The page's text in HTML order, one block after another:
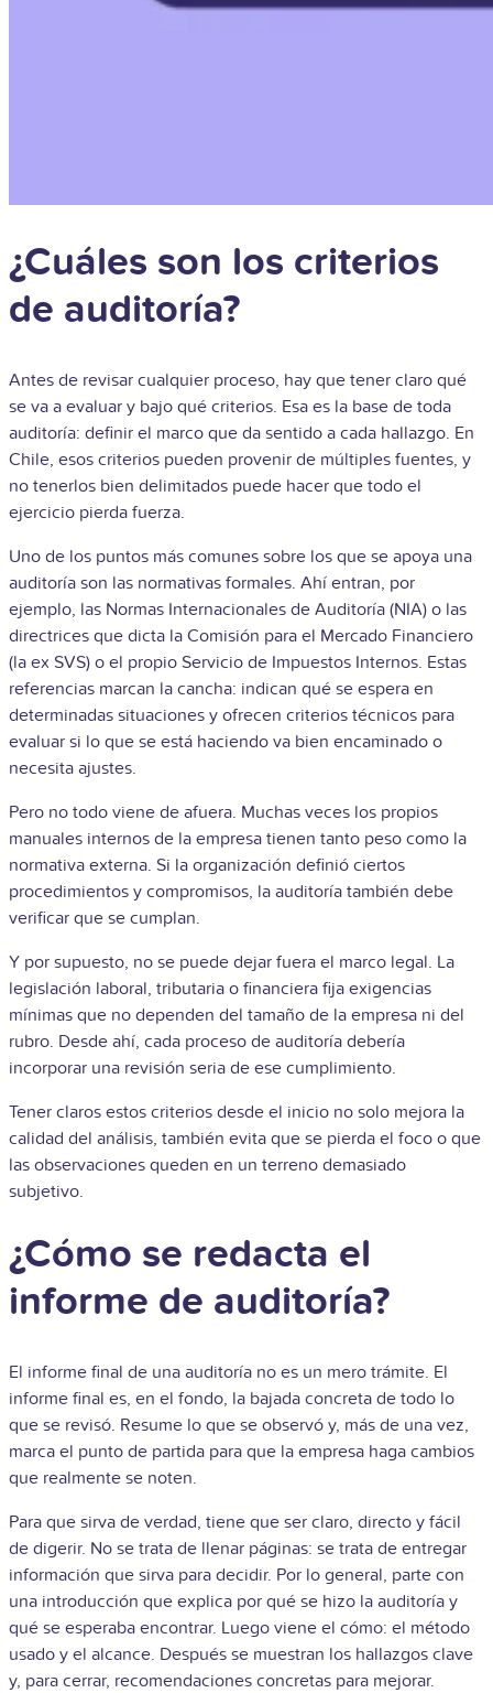
¿Cuáles son los criterios
de auditoría?
Antes de revisar cualquier proceso, hay que tener claro qué
se va a evaluar y bajo qué criterios. Esa es la base de toda
auditoría: definir el marco que da sentido a cada hallazgo. En
Chile, esos criterios pueden provenir de múltiples fuentes, y
no tenerlos bien delimitados puede hacer que todo el
ejercicio pierda fuerza.
Uno de los puntos más comunes sobre los que se apoya una
auditoría son las normativas formales. Ahí entran, por
ejemplo, las Normas Internacionales de Auditoría (NIA) o las
directrices que dicta la Comisión para el Mercado Financiero
(la ex SVS) o el propio Servicio de Impuestos Internos. Estas
referencias marcan la cancha: indican qué se espera en
determinadas situaciones y ofrecen criterios técnicos para
evaluar si lo que se está haciendo va bien encaminado o
necesita ajustes.
Pero no todo viene de afuera. Muchas veces los propios
manuales internos de la empresa tienen tanto peso como la
normativa externa. Si la organización definió ciertos
procedimientos y compromisos, la auditoría también debe
verificar que se cumplan.
Y por supuesto, no se puede dejar fuera el marco legal. La
legislación laboral, tributaria o financiera fija exigencias
mínimas que no dependen del tamaño de la empresa ni del
rubro. Desde ahí, cada proceso de auditoría debería
incorporar una revisión seria de ese cumplimiento.
Tener claros estos criterios desde el inicio no solo mejora la
calidad del análisis, también evita que se pierda el foco o que
las observaciones queden en un terreno demasiado
subjetivo.
¿Cómo se redacta el
informe de auditoría?
El informe final de una auditoría no es un mero trámite. El
informe final es, en el fondo, la bajada concreta de todo lo
que se revisó. Resume lo que se observó y, más de una vez,
marca el punto de partida para que la empresa haga cambios
que realmente se noten.
Para que sirva de verdad, tiene que ser claro, directo y fácil
de digerir. No se trata de llenar páginas: se trata de entregar
información que sirva para decidir. Por lo general, parte con
una introducción que explica por qué se hizo la auditoría y
qué se esperaba encontrar. Luego viene el cómo: el método
usado y el alcance. Después se muestran los hallazgos clave
y, para cerrar, recomendaciones concretas para mejorar.